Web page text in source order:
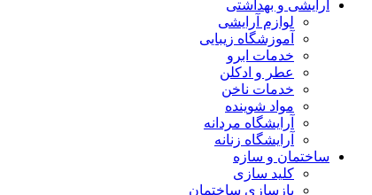
آرایشی و بهداشتی
لوازم آرایشی
آموزشگاه زیبایی
خدمات ابرو
عطر و ادکلن
خدمات ناخن
مواد شوینده
آرایشگاه مردانه
آرایشگاه زنانه
ساختمان و سازه
کلید سازی
بازسازی ساختمان